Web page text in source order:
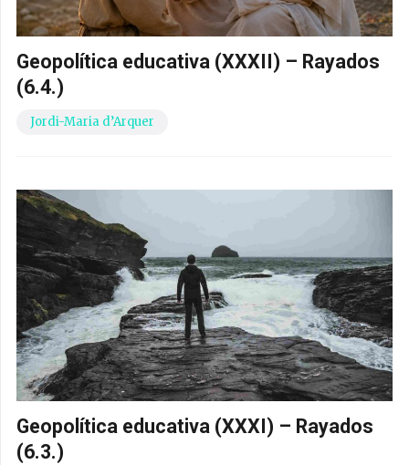
Geopolítica educativa (XXXII) – Rayados
(6.4.)
Jordi-Maria d’Arquer
Geopolítica educativa (XXXI) – Rayados
(6.3.)